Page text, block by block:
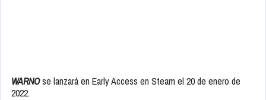
WARNOse lanzará en Early Access en Steam el 20 de enero de
2022.